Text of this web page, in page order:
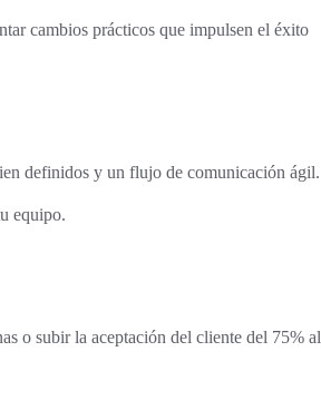
cambios prácticos que impulsen el éxito
definidos y un flujo de comunicación ágil.
equipo.
o subir la aceptación del cliente del 75% al